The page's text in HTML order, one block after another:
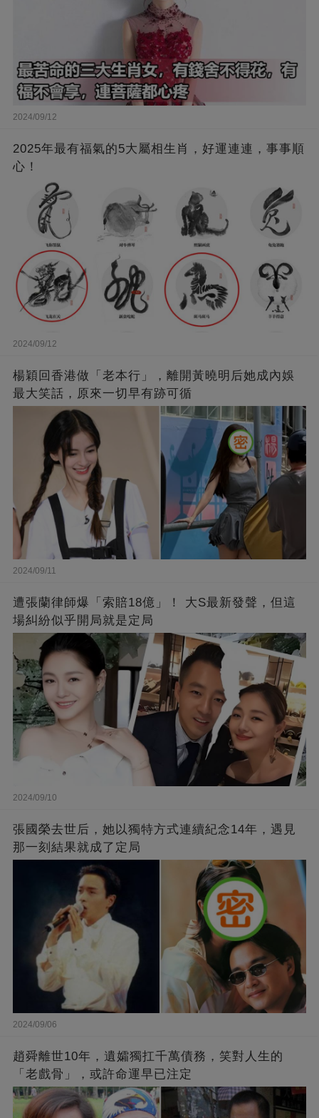
2024/09/12
2025年最有福氣的5大屬相生肖，好運連連，事事順
心！
2024/09/12
楊穎回香港做「老本行」，離開黃曉明后她成內娛
最大笑話，原來一切早有跡可循
2024/09/11
遭張蘭律師爆「索賠18億」！ 大S最新發聲，但這
場糾紛似乎開局就是定局
2024/09/10
張國榮去世后，她以獨特方式連續紀念14年，遇見
那一刻結果就成了定局
2024/09/06
趙舜離世10年，遺孀獨扛千萬債務，笑對人生的
「老戲骨」，或許命運早已注定